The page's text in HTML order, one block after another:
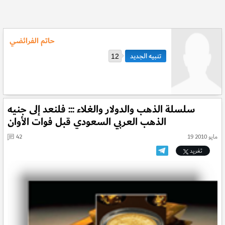
حاتم الفرائضي
12
سلسلة الذهب والدولار والغلاء ::: فلنعد إلى جنيه
الذهب العربي السعودي قبل فوات الأوان
19 مايو 2010
42
تغريد